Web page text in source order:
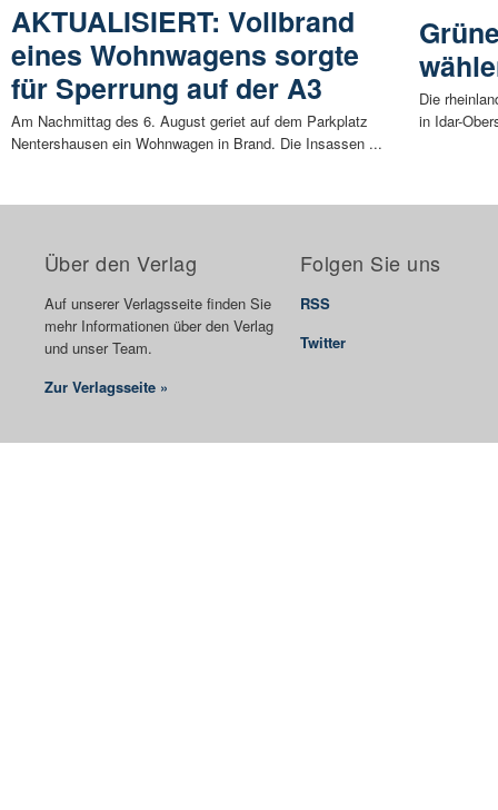
AKTUALISIERT: Vollbrand
eines Wohnwagens sorgte
für Sperrung auf der A3
Am Nachmittag des 6. August geriet auf dem Parkplatz
Nentershausen ein Wohnwagen in Brand. Die Insassen ...
Die
in Idar-
Über den Verlag
Auf unserer Verlagsseite finden Sie
mehr Informationen über den Verlag
und unser Team.
Zur Verlagsseite »
Folgen Sie uns
RSS
Twitter